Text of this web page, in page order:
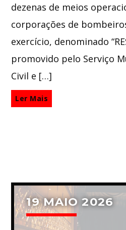
dezenas de meios
corporações de
exercício, denominado
promovido pelo Serviço
Civil e […]
Ler Mais
19 MAIO 2026